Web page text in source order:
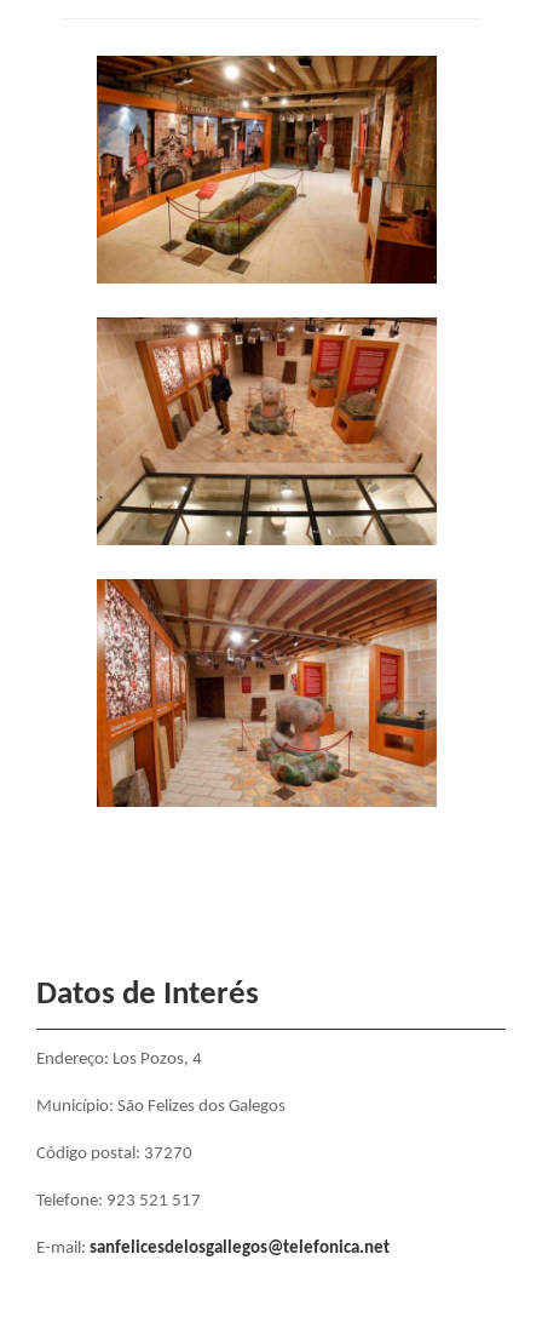
Datos de Interés
Endereço: Los Pozos, 4
Município: São Felizes dos Galegos
Código postal: 37270
Telefone: 923 521 517
E-mail: sanfelicesdelosgallegos@telefonica.net